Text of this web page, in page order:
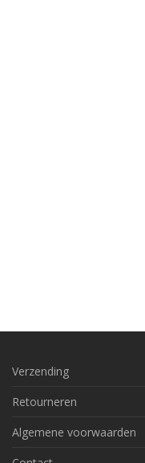
Verzending
Retourneren
Algemene voorwaarden